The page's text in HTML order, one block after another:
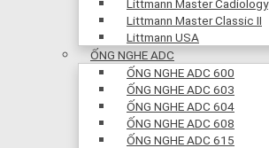
Littmann Master Cadiology
Littmann Master Classic II
Littmann USA
ỐNG NGHE ADC
ỐNG NGHE ADC 600
ỐNG NGHE ADC 603
ỐNG NGHE ADC 604
ỐNG NGHE ADC 608
ỐNG NGHE ADC 615